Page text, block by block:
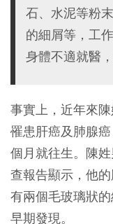
石、水泥等粉
的細屑等，工
身體不適就醫
事實上，近年來
罹患肝癌及肺腺
個月就往生。陳
查報告顯示，他
有兩個毛玻璃狀
早期發現。